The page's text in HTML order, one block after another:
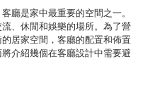
廳是家中最重要的空間之一。
、休閒和娛樂的場所。為了營
居家空間，客廳的配置和佈置
介紹幾個在客廳設計中需要避